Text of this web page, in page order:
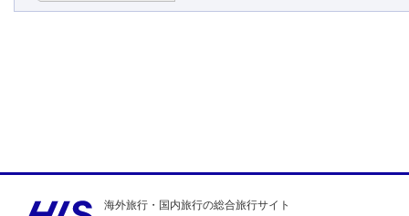
海外旅行・国内旅行の総合旅行サイト